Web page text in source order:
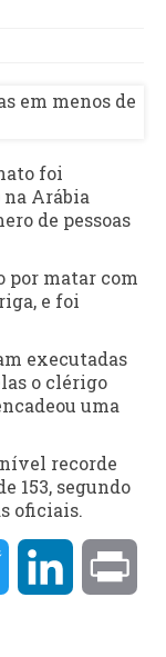
foi
na Arábia
de pessoas
por matar com
e foi
executadas
o clérigo
uma
nível recorde
153, segundo
oficiais.
Twitter LinkedIn